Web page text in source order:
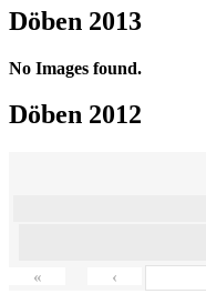
Döben 2013
No Images found.
Döben 2012
« ‹